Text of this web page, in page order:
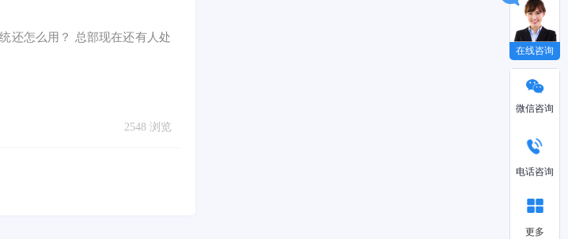
在线咨询
微信咨询
电话咨询
更多
还怎么用？ 总部现在还有人处
2548 浏览